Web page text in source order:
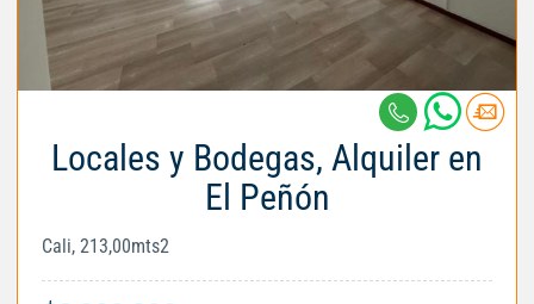
Locales y Bodegas, Alquiler en
El Peñón
Cali, 213,00mts2